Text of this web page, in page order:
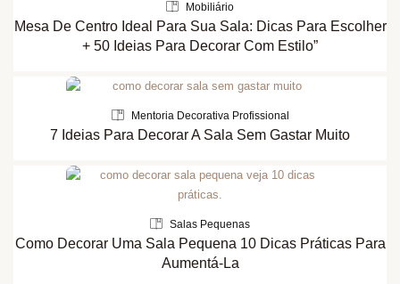
Mobiliário
Mesa De Centro Ideal Para Sua Sala: Dicas Para Escolher
+ 50 Ideias Para Decorar Com Estilo”
Mentoria Decorativa Profissional
7 Ideias Para Decorar A Sala Sem Gastar Muito
Salas Pequenas
Como Decorar Uma Sala Pequena 10 Dicas Práticas Para
Aumentá-La